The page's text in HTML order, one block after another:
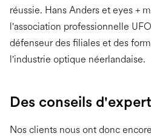
réussie. Hans Anders et eyes +
l'association professionnelle
défenseur des filiales et des
l'industrie optique néerlandaise.
Des conseils
Nos clients nous ont donc